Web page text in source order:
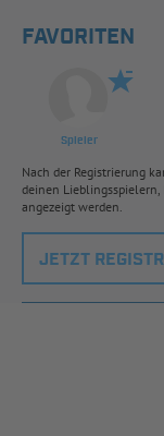
FAVORITEN
Spieler
Nach der Registrierung
deinen
angezeigt werden.
JETZT